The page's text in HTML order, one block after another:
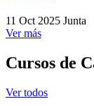
11 Oct 2025 Junta
Ver más
Cursos de
Ver todos